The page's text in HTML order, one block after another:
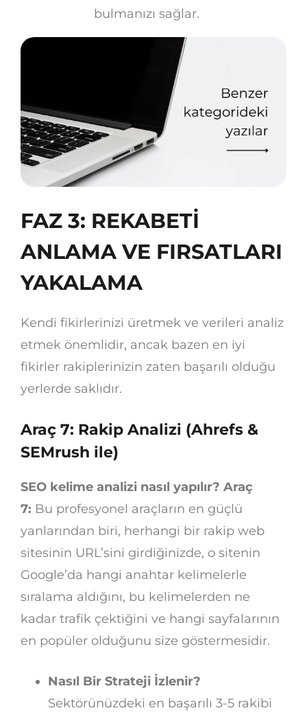
bulmanızı sağlar.
FAZ 3: REKABETİ
ANLAMA VE FIRSATLARI
YAKALAMA
Kendi fikirlerinizi üretmek ve verileri analiz
etmek önemlidir, ancak bazen en iyi
fikirler rakiplerinizin zaten başarılı olduğu
yerlerde saklıdır.
Araç 7: Rakip Analizi (Ahrefs &
SEMrush ile)
SEO kelime analizi nasıl yapılır? Araç
7: Bu profesyonel araçların en güçlü
yanlarından biri, herhangi bir rakip web
sitesinin URL’sini girdiğinizde, o sitenin
Google’da hangi anahtar kelimelerle
sıralama aldığını, bu kelimelerden ne
kadar trafik çektiğini ve hangi sayfalarının
en popüler olduğunu size göstermesidir.
Nasıl Bir Strateji İzlenir?
Sektörünüzdeki en başarılı 3-5 rakibi